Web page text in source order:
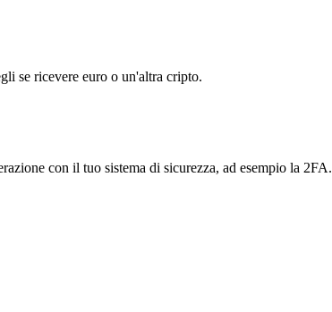
se ricevere euro o un'altra cripto.
con il tuo sistema di sicurezza, ad esempio la 2FA.